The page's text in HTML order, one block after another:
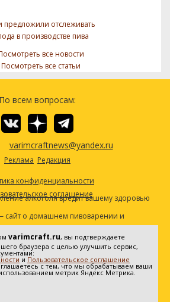
предложили отслеживать
в производстве пива
все новости
Посмотреть все статьи
По всем вопросам:
varimcraftnews@yandex.ru
Реклама Редакция
конфиденциальности
соглашение
алкоголя вредит вашему здоровью
сайт о домашнем пивоварении и
самогоноварении.
«Варимкрафт». Зарегистрировано в
надзору в сфере связи, информационных
(Роскомнадзор). Реестровая
от 25.05.2021. Все права защищены. 16+
varimcraft.ru, вы подтверждаете
браузера с целью улучшить сервис,
и Пользовательское соглашение
с тем, что мы обрабатываем ваши
метрик Яндекс Метрика.